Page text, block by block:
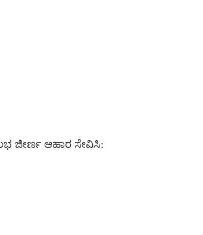
ಜೀರ್ಣ ಆಹಾರ ಸೇವಿಸಿ: